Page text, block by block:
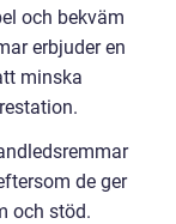
och bekväm
erbjuder en
minska
de ger
och stöd.